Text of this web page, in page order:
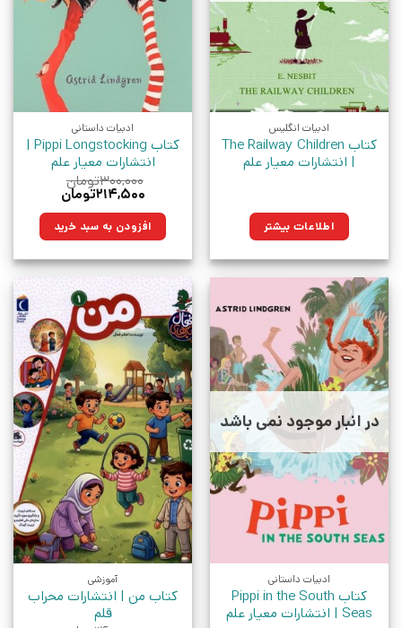
ادبیات انگلیس
کتاب The Railway Children
| انتشارات معیار علم
اطلاعات بیشتر
ادبیات داستانی
کتاب Pippi Longstocking |
انتشارات معیار علم
۳۰۰,۰۰۰تومان
قیمت
۳۰۰,۰۰۰تومان
بود.
۲۱۴,۵۰۰تومان
۲۱۴,۵۰۰تومان.افزودن به سبد خرید
در انبار موجود نمی باشد
ادبیات داستانی
کتاب Pippi in the South
Seas | انتشارات معیار علم
آموزشی
کتاب من | انتشارات محراب
قلم